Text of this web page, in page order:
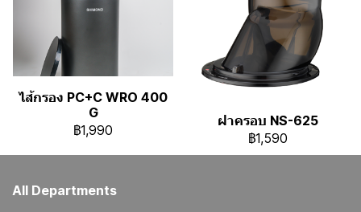
ไส้กรอง PC+C WRO 400
G
฿1,990
ฝาครอบ NS-625
฿1,590
All Departments